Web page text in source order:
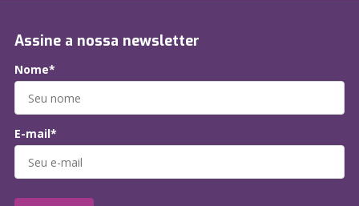
Assine a nossa newsletter
Nome*
E-mail*